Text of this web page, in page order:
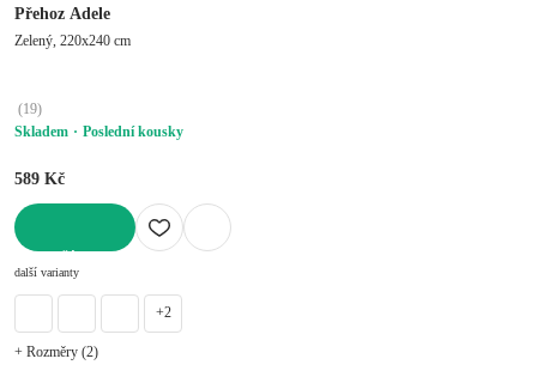
Přehoz Adele
Zelený, 220x240 cm
(19)
Skladem
Poslední kousky
589 Kč
další varianty
+2
+ Rozměry (2)